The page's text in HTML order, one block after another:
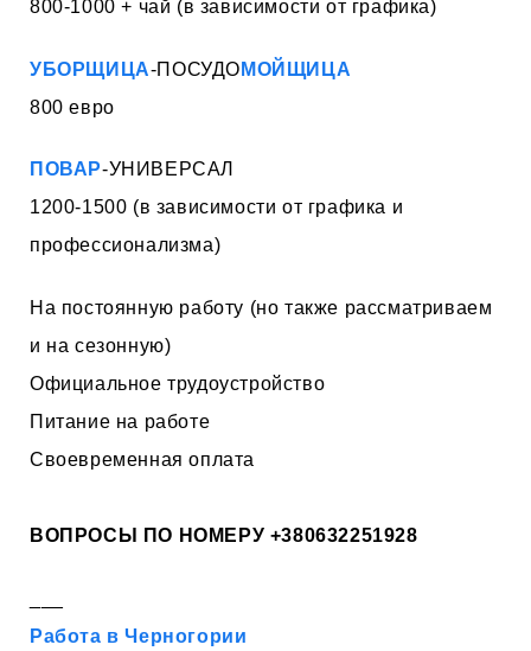
800-1000 + чай (в зависимости от графика)
УБОРЩИЦА-ПОСУДО МОЙЩИЦА
800 евро
ПОВАР-УНИВЕРСАЛ
1200-1500 (в зависимости от графика и
профессионализма)
На постоянную работу (но также рассматриваем
и на сезонную)
Официальное трудоустройство
Питание на работе
Своевременная оплата
ВОПРОСЫ ПО НОМЕРУ +380632251928
Работа в Черногории